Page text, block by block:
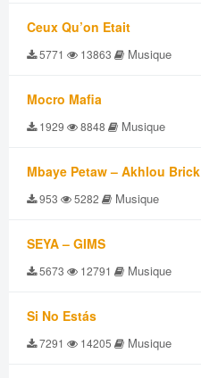
Ceux Qu’on Etait
5771 13863 Musique
Mocro Mafia
1929 8848 Musique
Mbaye Petaw – Akhlou Brick
953 5282 Musique
SEYA – GIMS
5673 12791 Musique
Si No Estás
7291 14205 Musique